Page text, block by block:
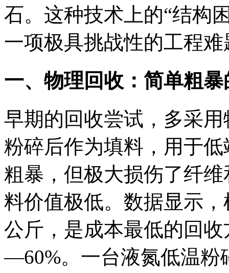
石。这种技术上的“结构
一项极具挑战性的工程难
一、物理回收：简单粗
早期的回收尝试，多采
粉碎后作为填料，用于
粗暴，但极大损伤了纤
料价值极低。数据显示
公斤，是成本最低的回
—60%。一台液氮低温粉